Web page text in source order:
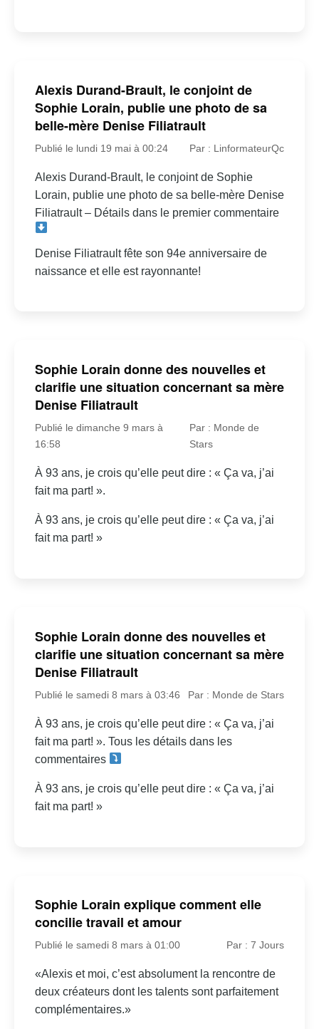
Alexis Durand-Brault, le conjoint de
Sophie Lorain, publie une photo de sa
belle-mère Denise Filiatrault
Publié le lundi 19 mai à 00:24 Par : LinformateurQc
Alexis Durand-Brault, le conjoint de Sophie
Lorain, publie une photo de sa belle-mère Denise
Filiatrault – Détails dans le premier commentaire
Denise Filiatrault fête son 94e anniversaire de
naissance et elle est rayonnante!
Sophie Lorain donne des nouvelles et
clarifie une situation concernant sa mère
Denise Filiatrault
Publié le dimanche 9 mars à
16:58
Par : Monde de
Stars
À 93 ans, je crois qu’elle peut dire : « Ça va, j’ai
fait ma part! ».
À 93 ans, je crois qu’elle peut dire : « Ça va, j’ai
fait ma part! »
Sophie Lorain donne des nouvelles et
clarifie une situation concernant sa mère
Denise Filiatrault
Publié le samedi 8 mars à 03:46 Par : Monde de Stars
À 93 ans, je crois qu’elle peut dire : « Ça va, j’ai
fait ma part! ». Tous les détails dans les
commentaires
À 93 ans, je crois qu’elle peut dire : « Ça va, j’ai
fait ma part! »
Sophie Lorain explique comment elle
concilie travail et amour
Publié le samedi 8 mars à 01:00 Par : 7 Jours
«Alexis et moi, c’est absolument la rencontre de
deux créateurs dont les talents sont parfaitement
complémentaires.»